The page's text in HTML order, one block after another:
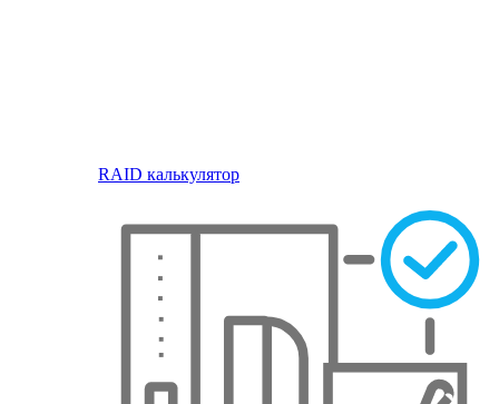
RAID калькулятор